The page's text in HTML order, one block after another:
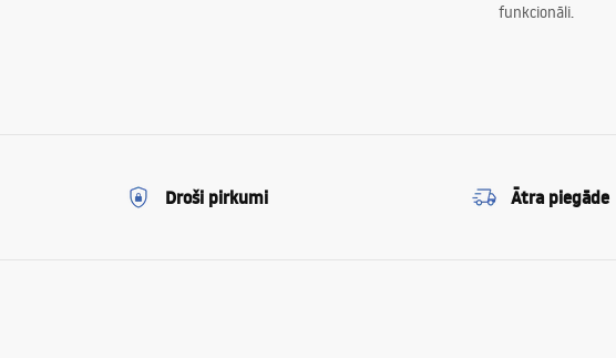
funkcionāli.
Droši pirkumi Ātra piegāde